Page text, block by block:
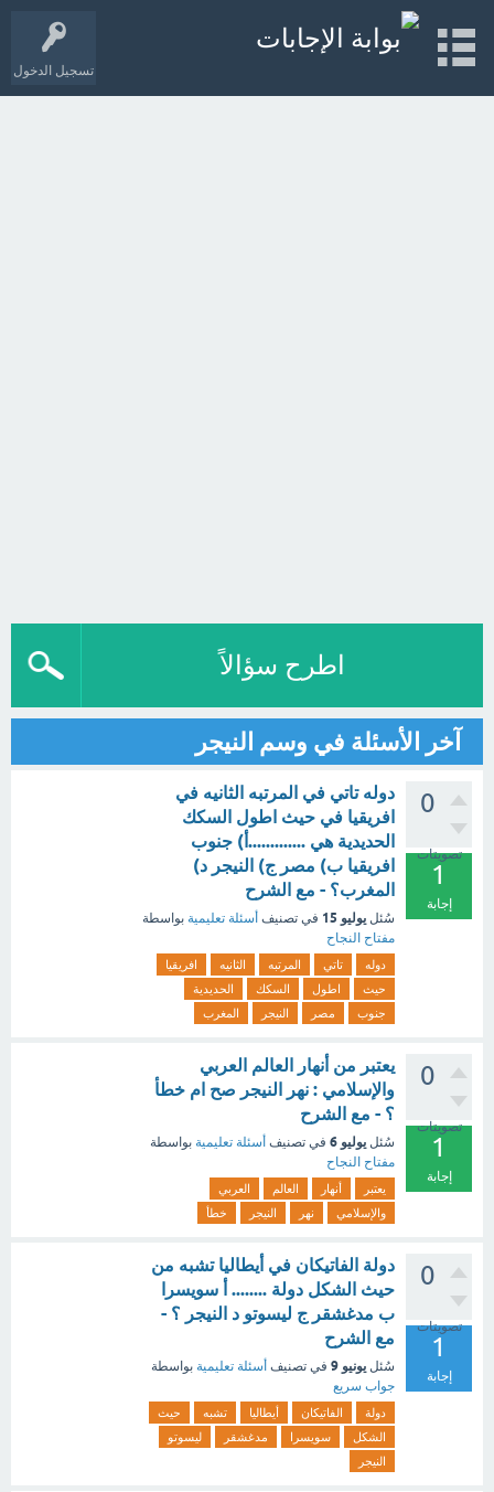
تسجيل الدخول
اطرح سؤالاً
آخر الأسئلة في وسم النيجر
0
تصويتات
1
إجابة
دوله تاتي في المرتبه الثانيه في
افريقيا في حيث اطول السكك
الحديدية هي .............أ) جنوب
افريقيا ب) مصر ج) النيجر د)
المغرب؟ - مع الشرح
سُئل يوليو 15 في تصنيف أسئلة تعليمية بواسطة
مفتاح النجاح
دوله تاتي المرتبه الثانيه
افريقيا
حيث
اطول السكك
الحديدية
جنوب
مصر النيجر المغرب
0
تصويتات
1
إجابة
يعتبر من أنهار العالم العربي
والإسلامي : نهر النيجر صح ام خطأ
؟ - مع الشرح
سُئل يوليو 6 في تصنيف أسئلة تعليمية بواسطة
مفتاح النجاح
يعتبر أنهار العالم
العربي
والإسلامي
نهر النيجر خطأ
0
تصويتات
1
إجابة
دولة الفاتيكان في أيطاليا تشبه من
حيث الشكل دولة ........ أ سويسرا
ب مدغشقر ج ليسوتو د النيجر ؟ -
مع الشرح
سُئل يونيو 9 في تصنيف أسئلة تعليمية بواسطة
جواب سريع
دولة الفاتيكان أيطاليا تشبه
حيث
الشكل
سويسرا مدغشقر
ليسوتو
النيجر